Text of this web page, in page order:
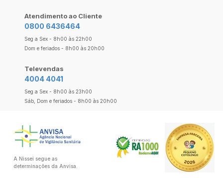
Atendimento ao Cliente
0800 6436464
Seg a Sex - 8h00 às 22h00
Dom e feriados - 8h00 às 20h00
Televendas
4004 4041
Seg a Sex - 8h00 às 23h00
Sáb, Dom e feriados - 8h00 às 20h00
A Nissei segue as
determinações da Anvisa.